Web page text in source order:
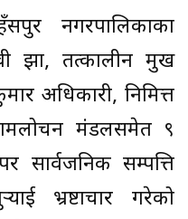
नगरपालिकाका
झा, तत्कालीन प्रमुख
अधिकारी, निमित्त
मंडलसमेत ९
सार्वजनिक सम्पत्ति
भ्रष्टाचार गरेको